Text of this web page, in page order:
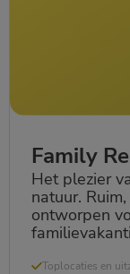
Family
Het plezier
natuur.
ontworpen
Toplocaties en